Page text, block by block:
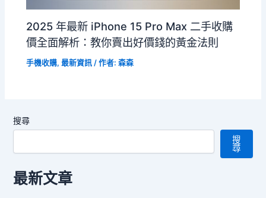
2025 年最新 iPhone 15 Pro Max 二手收購
價全面解析：教你賣出好價錢的黃金法則
手機收購,最新資訊 / 作者:森森
搜尋
搜
尋
最新文章